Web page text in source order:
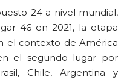
24 a nivel mundial,
46 en 2021, la etapa
el contexto de América
el segundo lugar por
Chile, Argentina y